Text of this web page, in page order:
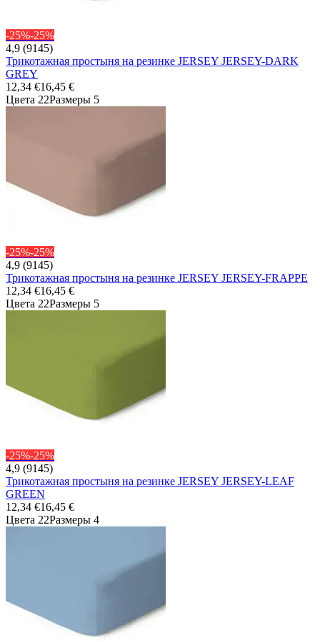
-25%-25%
4,9 (9145)
Трикотажная простыня на резинке JERSEY JERSEY-DARK
GREY
12,34 €16,45 €
Цвета 22Размеры 5
-25%-25%
4,9 (9145)
Трикотажная простыня на резинке JERSEY JERSEY-FRAPPE
12,34 €16,45 €
Цвета 22Размеры 5
-25%-25%
4,9 (9145)
Трикотажная простыня на резинке JERSEY JERSEY-LEAF
GREEN
12,34 €16,45 €
Цвета 22Размеры 4